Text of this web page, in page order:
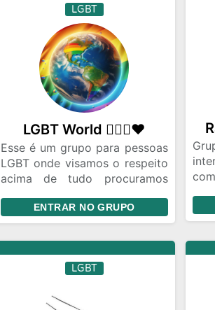
LGBT
LGBT World 🏳️‍🌈🌈❤
Esse é um grupo para pessoas
LGBT onde visamos o respeito
acima de tudo procuramos
da nossa comunidade se
sentirem acolhidas e
respeitadas e achem um lugar
para conversar e fazer
amizade com pessoas “iguais“
ENTRAR NO GRUPO
LGBT